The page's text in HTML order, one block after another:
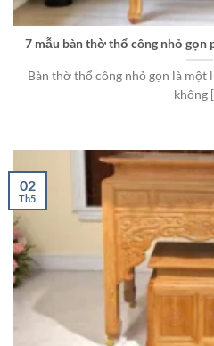
7 mẫu bàn thờ thổ công nhỏ gọn
Bàn thờ thổ công nhỏ gọn là
không
02
Th5